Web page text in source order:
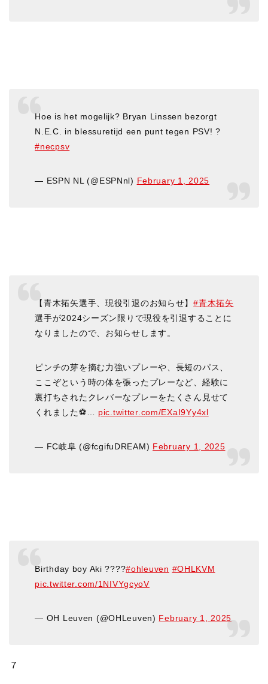
Hoe is het mogelijk? Bryan Linssen bezorgt
N.E.C. in blessuretijd een punt tegen PSV! ?
#necpsv
— ESPN NL (@ESPNnl) February 1, 2025
【青木拓矢選手、現役引退のお知らせ】#青木拓矢
選手が2024シーズン限りで現役を引退することに
なりましたので、お知らせします。
ピンチの芽を摘む力強いプレーや、長短のパス、
ここぞという時の体を張ったプレーなど、経験に
裏打ちされたクレバーなプレーをたくさん見せて
くれました⚽️… pic.twitter.com/EXaI9Yy4xl
— FC岐阜 (@fcgifuDREAM) February 1, 2025
Birthday boy Aki ????️#ohleuven #OHLKVM
pic.twitter.com/1NIVYgcyoV
— OH Leuven (@OHLeuven) February 1, 2025
７